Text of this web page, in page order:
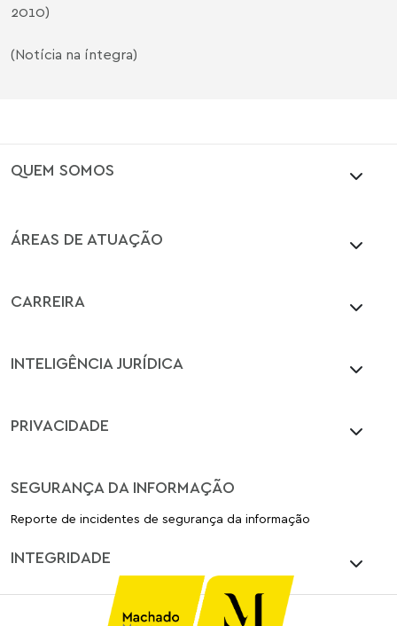
2010)
(Notícia na íntegra)
QUEM SOMOS
ÁREAS DE ATUAÇÃO
CARREIRA
INTELIGÊNCIA JURÍDICA
PRIVACIDADE
SEGURANÇA DA INFORMAÇÃO
Reporte de incidentes de segurança da informação
INTEGRIDADE